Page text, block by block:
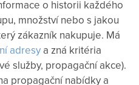
o historii každého
množství nebo s jakou
zákazník nakupuje. Má
adresy a zná kritéria
služby, propagační akce).
propagační nabídky a